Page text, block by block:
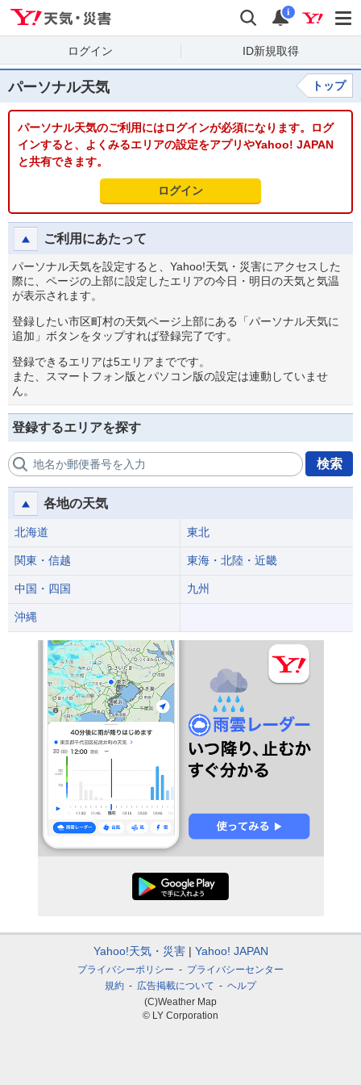
検索 通知
i
ログイン ID新規取得
パーソナル天気 トップ
パーソナル天気のご利用にはログインが必須になります。ログ
インすると、よくみるエリアの設定をアプリやYahoo! JAPAN
と共有できます。
ログイン
ご利用にあたって
パーソナル天気を設定すると、Yahoo!天気・災害にアクセスした
際に、ページの上部に設定したエリアの今日・明日の天気と気温
が表示されます。
登録したい市区町村の天気ページ上部にある「パーソナル天気に
追加」ボタンをタップすれば登録完了です。
登録できるエリアは5エリアまでです。
また、スマートフォン版とパソコン版の設定は連動していませ
ん。
登録するエリアを探す
地名か郵便番号を入力 検索
各地の天気
北海道 東北
関東・信越 東海・北陸・近畿
中国・四国 九州
沖縄
Yahoo!天気・災害 Yahoo! JAPAN
プライバシーポリシー
プライバシーセンター
規約
広告掲載について
ヘルプ
(C)Weather Map
© LY Corporation